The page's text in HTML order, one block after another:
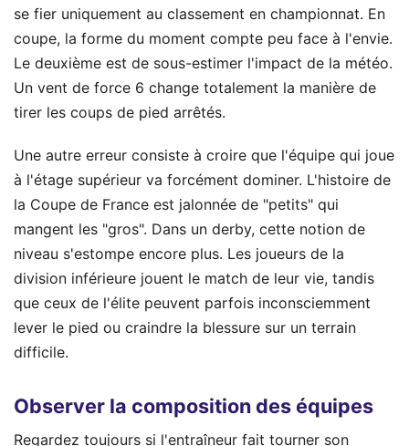
se fier uniquement au classement en championnat. En
coupe, la forme du moment compte peu face à l'envie.
Le deuxième est de sous-estimer l'impact de la météo.
Un vent de force 6 change totalement la manière de
tirer les coups de pied arrêtés.
Une autre erreur consiste à croire que l'équipe qui joue
à l'étage supérieur va forcément dominer. L'histoire de
la Coupe de France est jalonnée de "petits" qui
mangent les "gros". Dans un derby, cette notion de
niveau s'estompe encore plus. Les joueurs de la
division inférieure jouent le match de leur vie, tandis
que ceux de l'élite peuvent parfois inconsciemment
lever le pied ou craindre la blessure sur un terrain
difficile.
Observer la composition des équipes
Regardez toujours si l'entraîneur fait tourner son